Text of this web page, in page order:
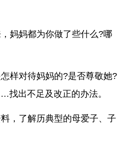
妈妈都为你做了些什么?哪
样对待妈妈的?是否尊敬她?
出不足及改正的办法。
，了解历典型的母爱子、子